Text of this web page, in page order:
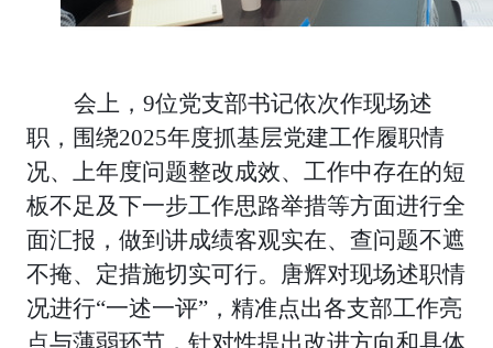
会上， 9位党支部书记依次作现场述
职，围绕2025年度抓基层党建工作履职情
况、上年度问题整改成效、工作中存在的短
板不足及下一步工作思路举措等方面进行全
面汇报，做到讲成绩客观实在、查问题不遮
不掩、定措施切实可行。唐辉对现场述职情
况进行“一述一评”，精准点出各支部工作亮
点与薄弱环节，针对性提出改进方向和具体